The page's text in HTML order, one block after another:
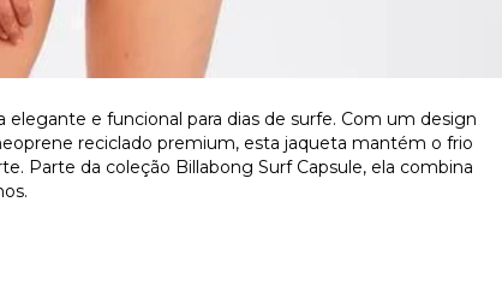
e funcional para dias de surfe. Com um design
reciclado premium, esta jaqueta mantém o frio
Parte da coleção Billabong Surf Capsule, ela combina